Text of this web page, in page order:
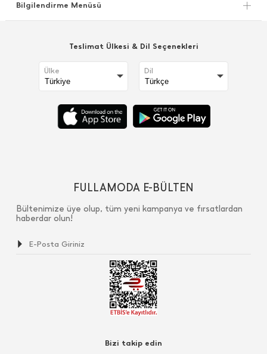
Bilgilendirme Menüsü
Teslimat Ülkesi & Dil Seçenekleri
Ülke Dil
FULLAMODA E-BÜLTEN
Bültenimize üye olup, tüm yeni kampanya ve fırsatlardan
haberdar olun!
Bizi takip edin